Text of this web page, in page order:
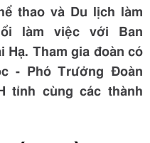
thao và Du lịch làm
làm việc với Ban
Hạ. Tham gia đoàn có
- Phó Trưởng Đoàn
tỉnh cùng các thành